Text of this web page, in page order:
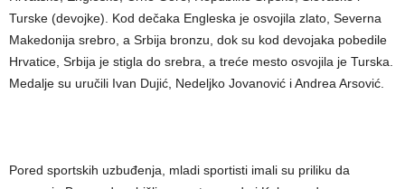
Turske (devojke). Kod dečaka Engleska je osvojila zlato, Severna
Makedonija srebro, a Srbija bronzu, dok su kod devojaka pobedile
Hrvatice, Srbija je stigla do srebra, a treće mesto osvojila je Turska.
Medalje su uručili Ivan Dujić, Nedeljko Jovanović i Andrea Arsović.
Pored sportskih uzbuđenja, mladi sportisti imali su priliku da